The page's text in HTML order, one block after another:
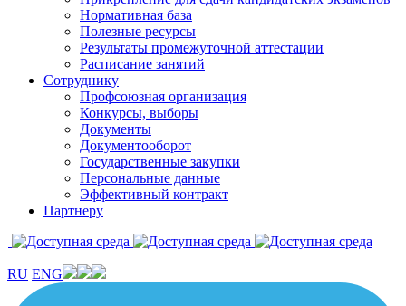
Нормативная база
Полезные ресурсы
Результаты промежуточной аттестации
Расписание занятий
Сотруднику
Профсоюзная организация
Конкурсы, выборы
Документы
Документооборот
Государственные закупки
Персональные данные
Эффективный контракт
Партнеру
RU ENG